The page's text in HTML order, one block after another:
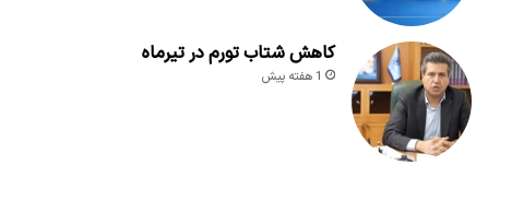
کاهش شتاب تورم در تیرماه
1 هفته پیش